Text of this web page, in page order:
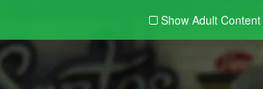
Show Adult Content